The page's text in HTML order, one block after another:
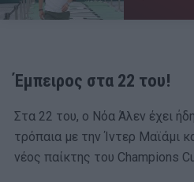
Έμπειρος στα 22 του!
Στα 22 του, ο Νόα Άλεν έχει
τρόπαια με την Ίντερ Μαϊάμι
νέος παίκτης του Champions